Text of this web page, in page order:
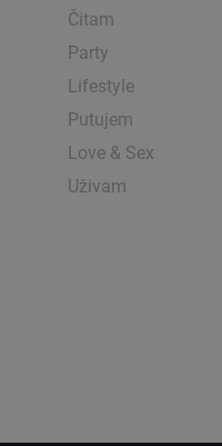
Čitam
Party
Lifestyle
Putujem
Love & Sex
Uživam